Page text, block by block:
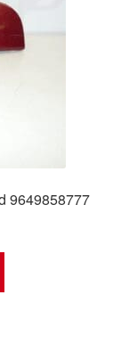
9649858777